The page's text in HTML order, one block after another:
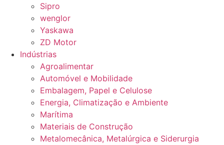
Sipro
wenglor
Yaskawa
ZD Motor
Indústrias
Agroalimentar
Automóvel e Mobilidade
Embalagem, Papel e Celulose
Energia, Climatização e Ambiente
Marítima
Materiais de Construção
Metalomecânica, Metalúrgica e Siderurgia